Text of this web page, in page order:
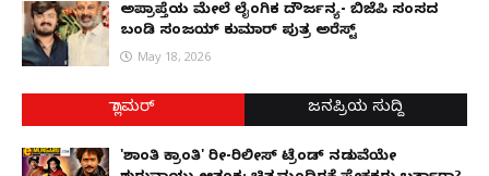
ಅಪ್ರಾಪ್ತೆಯ ಮೇಲೆ ಲೈಂಗಿಕ ದೌರ್ಜನ್ಯ- ಬಿಜೆಪಿ ಸಂಸದ
ಬಂಡಿ ಸಂಜಯ್ ಕುಮಾರ್ ಪುತ್ರ ಅರೆಸ್ಟ್
May 18, 2026
ಗ್ಲಾಮರ್ ಜನಪ್ರಿಯ ಸುದ್ದಿ
'ಶಾಂತಿ ಕ್ರಾಂತಿ' ರೀ-ರಿಲೀಸ್ ಟ್ರೆಂಡ್ ನಡುವೆಯೇ